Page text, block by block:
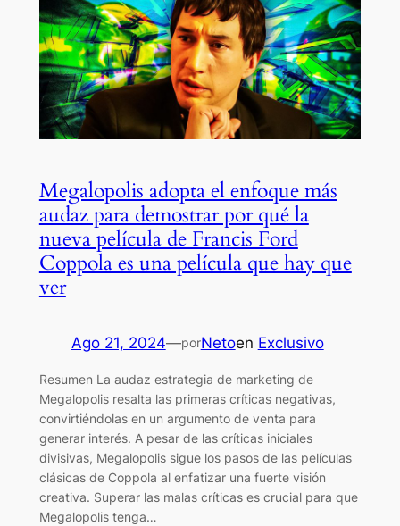
Megalopolis adopta el enfoque más
audaz para demostrar por qué la
nueva película de Francis Ford
Coppola es una película que hay que
ver
Ago 21, 2024—porNetoen Exclusivo
Resumen La audaz estrategia de marketing de
Megalopolis resalta las primeras críticas negativas,
convirtiéndolas en un argumento de venta para
generar interés. A pesar de las críticas iniciales
divisivas, Megalopolis sigue los pasos de las películas
clásicas de Coppola al enfatizar una fuerte visión
creativa. Superar las malas críticas es crucial para que
Megalopolis tenga…